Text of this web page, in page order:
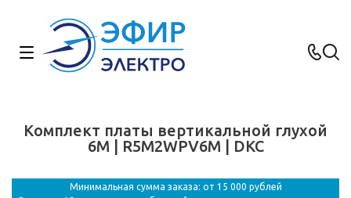
Комплект платы вертикальной глухой
6M | R5M2WPV6M | DKC
Минимальная сумма заказа: от 15 000 рублей